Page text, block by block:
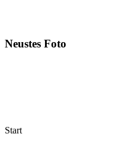
Neustes Foto
Start